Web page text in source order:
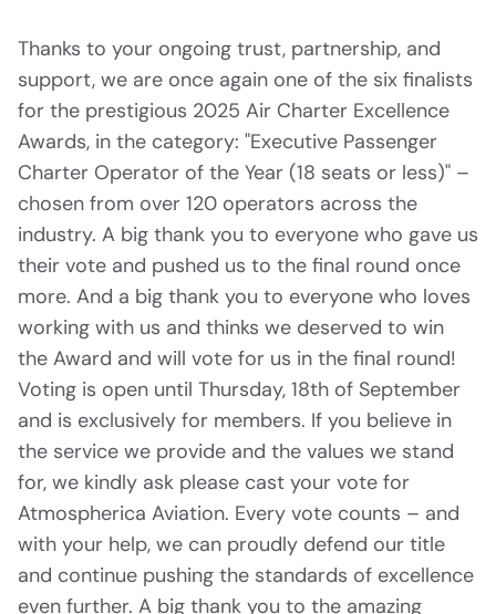
Thanks to your ongoing trust, partnership, and
support, we are once again one of the six finalists
for the prestigious 2025 Air Charter Excellence
Awards, in the category: "Executive Passenger
Charter Operator of the Year (18 seats or less)" –
chosen from over 120 operators across the
industry. A big thank you to everyone who gave us
their vote and pushed us to the final round once
more. And a big thank you to everyone who loves
working with us and thinks we deserved to win
the Award and will vote for us in the final round!
Voting is open until Thursday, 18th of September
and is exclusively for members. If you believe in
the service we provide and the values we stand
for, we kindly ask please cast your vote for
Atmospherica Aviation. Every vote counts – and
with your help, we can proudly defend our title
and continue pushing the standards of excellence
even further. A big thank you to the amazing